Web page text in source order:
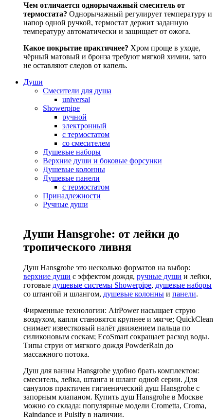
Чем отличается однорычажный смеситель от
термостата? Однорычажный регулирует температуру и
напор одной ручкой, термостат держит заданную
температуру автоматически и защищает от ожога.
Какое покрытие практичнее? Хром проще в уходе,
чёрный матовый и бронза требуют мягкой химии, зато
не оставляют следов от капель.
Души
Смесители для душа
universal
Showerpipe
ручной
электронный
с термостатом
со смесителем
Душевые наборы
Верхние души и боковые форсунки
Душевые колонны
Душевые панели
с термостатом
Принадлежности
Ручные души
Души Hansgrohe: от лейки до
тропического ливня
Душ Hansgrohe это несколько форматов на выбор:
верхние души с эффектом дождя, ручные души и лейки,
готовые душевые системы Showerpipe, душевые наборы
со штангой и шлангом, душевые колонны и панели.
Фирменные технологии: AirPower насыщает струю
воздухом, капли становятся крупнее и мягче; QuickClean
снимает известковый налёт движением пальца по
силиконовым соскам; EcoSmart сокращает расход воды.
Типы струи от мягкого дождя PowderRain до
массажного потока.
Душ для ванны Hansgrohe удобно брать комплектом:
смеситель, лейка, штанга и шланг одной серии. Для
санузлов практичен гигиенический душ Hansgrohe с
запорным клапаном. Купить душ Hansgrohe в Москве
можно со склада: популярные модели Crometta, Croma,
Raindance и Pulsify в наличии.